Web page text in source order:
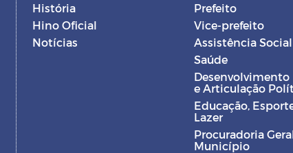
História
Hino Oficial
Notícias
Prefeito
Vice-prefeito
Assistência Social
Saúde
Desenvolvimento
e Articulação
Educação,
Lazer
Procuradoria
Município